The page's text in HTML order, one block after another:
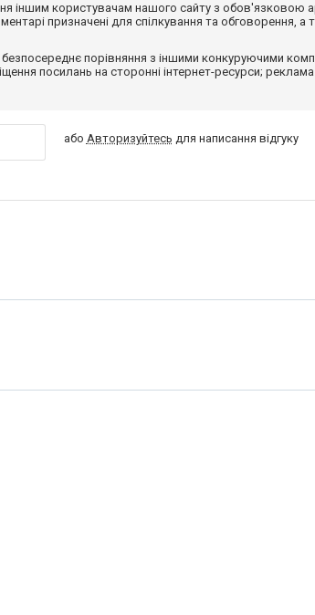
іншим користувачам нашого сайту з обов'язковою
призначені для спілкування та обговорення, а
порівняння з іншими конкуруючими
посилань на сторонні інтернет-ресурси;
або Авторизуйтесь для написання відгуку